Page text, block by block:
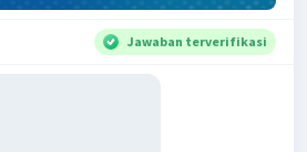
Jawaban terverifikasi